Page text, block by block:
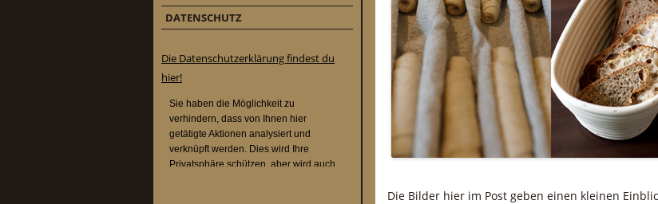
Die Bilder hier im Post geben einen kleinen
DATENSCHUTZ
Die Datenschutzerklärung findest du
hier!